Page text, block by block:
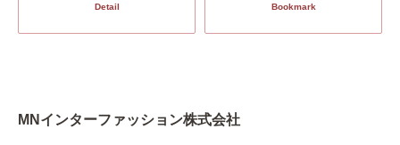
Detail Bookmark
MNインターファッション株式会社